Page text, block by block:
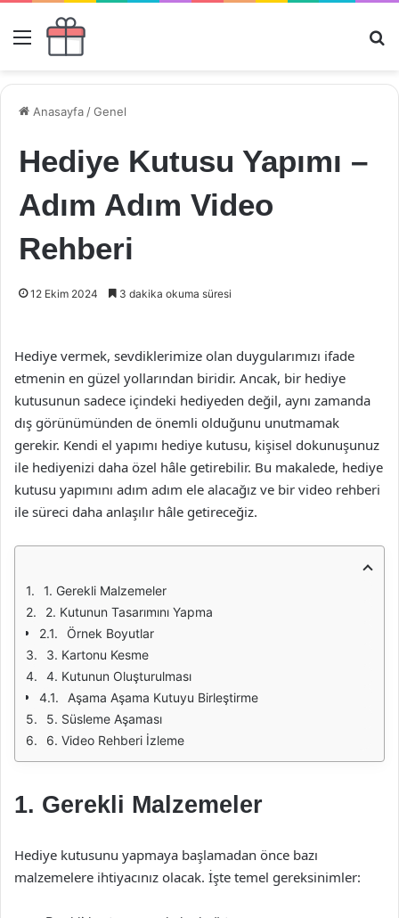
Menü
Anasayfa /Genel
Hediye Kutusu Yapımı –
Adım Adım Video
Rehberi
12 Ekim 2024 3 dakika okuma süresi
Hediye vermek, sevdiklerimize olan duygularımızı ifade
etmenin en güzel yollarından biridir. Ancak, bir hediye
kutusunun sadece içindeki hediyeden değil, aynı zamanda
dış görünümünden de önemli olduğunu unutmamak
gerekir. Kendi el yapımı hediye kutusu, kişisel dokunuşunuz
ile hediyenizi daha özel hâle getirebilir. Bu makalede, hediye
kutusu yapımını adım adım ele alacağız ve bir video rehberi
ile süreci daha anlaşılır hâle getireceğiz.
1. Gerekli Malzemeler
2. Kutunun Tasarımını Yapma
Örnek Boyutlar
3. Kartonu Kesme
4. Kutunun Oluşturulması
Aşama Aşama Kutuyu Birleştirme
5. Süsleme Aşaması
6. Video Rehberi İzleme
1. Gerekli Malzemeler
Hediye kutusunu yapmaya başlamadan önce bazı
malzemelere ihtiyacınız olacak. İşte temel gereksinimler: